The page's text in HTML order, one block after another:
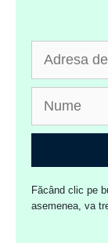
Făcând clic pe
asemenea, va